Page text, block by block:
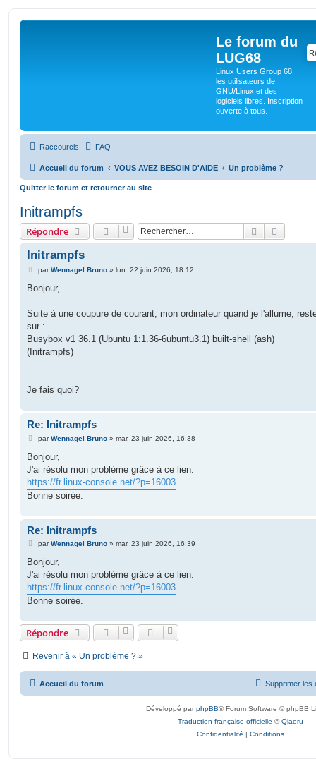
Le forum du
LUG68
Linux Users Group 68,
les utilisateurs de
GNU/Linux et des
logiciels libres. Inscription
ouverte à tous.
Raccourcis FAQ
Accueil du forum VOUS AVEZ BESOIN D'AIDE Un problème ?
Quitter le forum et retourner au site
Initrampfs
Répondre Rechercher
Initrampfs
M
s
g
parWennagel Bruno» lun. 22 juin 2026, 18:12
Bonjour,
Suite à une coupure de courant, mon ordinateur quand je l'allume,
sur :
Busybox v1 36.1 (Ubuntu 1:1.36-6ubuntu3.1) built-shell (ash)
(Initrampfs)
Je fais quoi?
Re: Initrampfs
M
s
a
g
e
parWennagel Bruno» mar. 23 juin 2026, 16:38
Bonjour,
J'ai résolu mon problème grâce à ce lien:
https://fr.linux-console.net/?p=16003
Bonne soirée.
Re: Initrampfs
M
s
a
g
e
parWennagel Bruno» mar. 23 juin 2026, 16:39
Bonjour,
J'ai résolu mon problème grâce à ce lien:
https://fr.linux-console.net/?p=16003
Bonne soirée.
Répondre
Revenir à « Un problème ? »
Accueil du forum Supprimer les
Développé parphpBB® Forum Software © phpBB
Traduction française officielle ©Qiaeru
Confidentialité | Conditions